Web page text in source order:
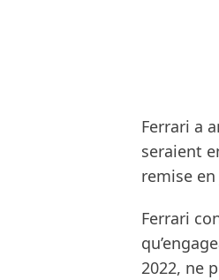
Ferrari a
seraient
remise
Ferrari
2022, ne